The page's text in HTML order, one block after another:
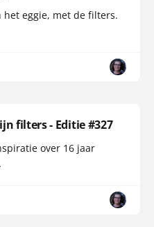
het eggie, met de filters.
filters - Editie #327
over 16 jaar